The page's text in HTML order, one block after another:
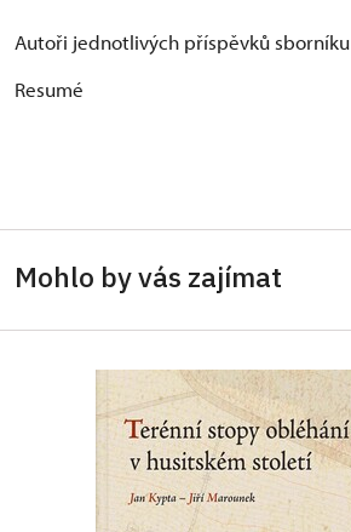
Autoři jednotlivých příspěvků sborníku
Resumé
Mohlo by vás zajímat